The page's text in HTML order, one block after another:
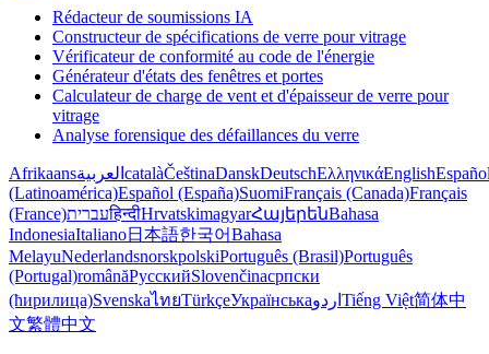
Rédacteur de soumissions IA
Constructeur de spécifications de verre pour vitrage
Vérificateur de conformité au code de l'énergie
Générateur d'états des fenêtres et portes
Calculateur de charge de vent et d'épaisseur de verre pour
vitrage
Analyse forensique des défaillances du verre
Afrikaansالعربية catalàČeštinaDanskDeutschΕλληνικάEnglish
(Latinoamérica)Español (España)SuomiFrançais (Canada)Français
(France)עבריתहिन्दीHrvatskimagyarՀայերենBahasa
IndonesiaItaliano日本語한국어Bahasa
MelayuNederlandsnorskpolskiPortuguês (Brasil)Português
(Portugal)românăРусскийSlovenčinaсрпски
(ћирилица)SvenskaไทยTürkçeУкраїнськаاردو Tiếng Việt简体中
文繁體中文